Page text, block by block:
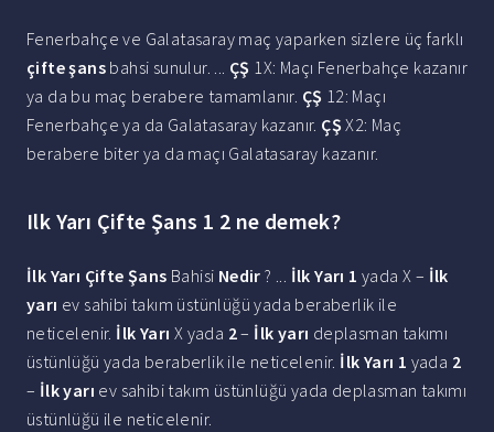
Fenerbahçe ve Galatasaray maç yaparken sizlere üç farklı
çifte şans bahsi sunulur. ... ÇŞ 1X: Maçı Fenerbahçe kazanır
ya da bu maç berabere tamamlanır. ÇŞ 12: Maçı
Fenerbahçe ya da Galatasaray kazanır. ÇŞ X2: Maç
berabere biter ya da maçı Galatasaray kazanır.
Ilk Yarı Çifte Şans 1 2 ne demek?
İlk Yarı Çifte Şans Bahisi Nedir ? ... İlk Yarı 1 yada X – İlk
yarı ev sahibi takım üstünlüğü yada beraberlik ile
neticelenir. İlk Yarı X yada 2– İlk yarı deplasman takımı
üstünlüğü yada beraberlik ile neticelenir. İlk Yarı 1 yada 2
– İlk yarı ev sahibi takım üstünlüğü yada deplasman takımı
üstünlüğü ile neticelenir.